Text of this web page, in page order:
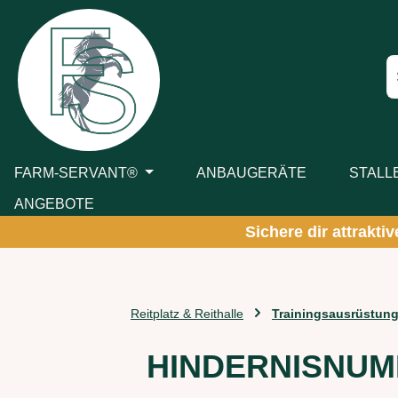
Hauptinhalt springen
Zur Suche springen
Zur Hauptnavigation springen
FARM-SERVANT® ANBAUGERÄTE
ANGEBOTE
Sichere dir
Reitplatz & Reithalle Trainingsausrüstung